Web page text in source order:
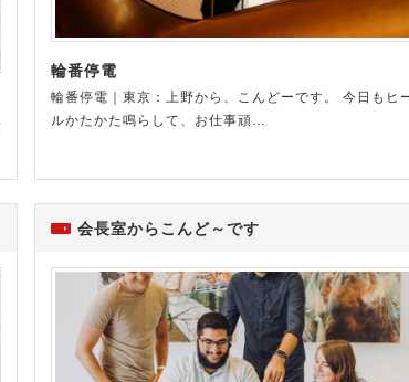
輪番停電
輪番停電｜東京：上野から、こんどーです。 今日もヒ
ルかたかた鳴らして、お仕事頑…
会長室からこんど～です